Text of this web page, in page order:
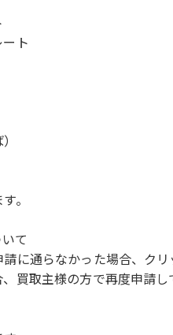
ト
。
て
に通らなかった場合、ク
買取主様の方で再度申請